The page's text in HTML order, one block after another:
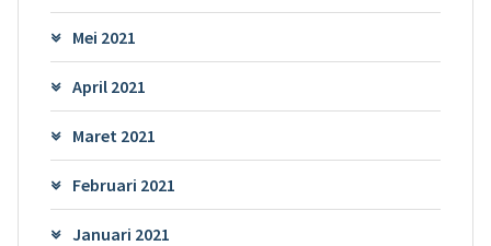
Mei 2021
April 2021
Maret 2021
Februari 2021
Januari 2021